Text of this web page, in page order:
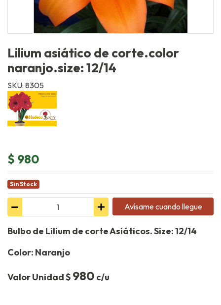
Lilium asiático de corte.color
naranjo.size: 12/14
SKU: 8305
$ 980
Sin Stock
Avísame cuando llegue
Bulbo de Lilium de corte Asiáticos. Size: 12/14
Color: Naranjo
Valor Unidad $ 980 c/u